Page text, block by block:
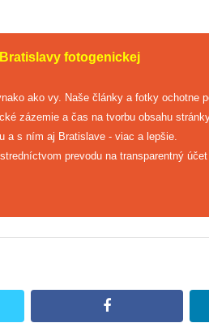
fotogenickej
ako vy. Naše články a fotky
zázemie a čas na tvorbu obsahu
a s ním aj Bratislave - viac a lepšie.
prevodu na transparentný
facebook